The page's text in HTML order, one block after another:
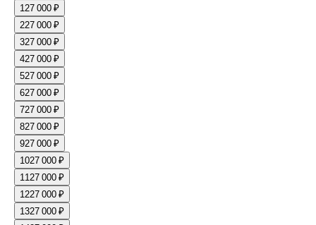
127 000 ₽
227 000 ₽
327 000 ₽
427 000 ₽
527 000 ₽
627 000 ₽
727 000 ₽
827 000 ₽
927 000 ₽
1027 000 ₽
1127 000 ₽
1227 000 ₽
1327 000 ₽